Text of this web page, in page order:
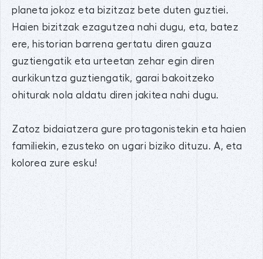
planeta jokoz eta bizitzaz bete duten guztiei.
Haien bizitzak ezagutzea nahi dugu, eta, batez
ere, historian barrena gertatu diren gauza
guztiengatik eta urteetan zehar egin diren
aurkikuntza guztiengatik, garai bakoitzeko
ohiturak nola aldatu diren jakitea nahi dugu.
Zatoz bidaiatzera gure protagonistekin eta haien
familiekin, ezusteko on ugari biziko dituzu. A, eta
kolorea zure esku!